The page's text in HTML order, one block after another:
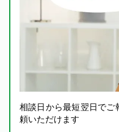
相談日から最短翌日でご
頼いただけます